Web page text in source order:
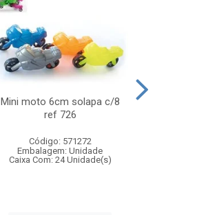
Mini moto 6cm solapa c/8
ref 726
Código: 571272
Embalagem: Unidade
Caixa Com: 24 Unidade(s)